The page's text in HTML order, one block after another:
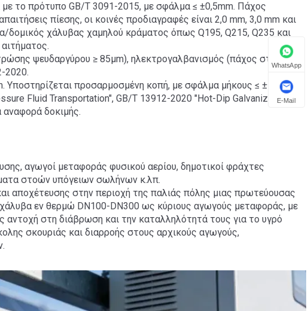
το πρότυπο GB/T 3091-2015, με σφάλμα ≤ ±0,5mm. Πάχος
πίεσης, οι κοινές προδιαγραφές είναι 2,0 mm, 3,0 mm και
δομικός χάλυβας χαμηλού κράματος όπως Q195, Q215, Q235 και
ψευδαργύρου ≥ 85μm), ηλεκτρογαλβανισμός (πάχος στρώσης
2020.
Υποστηρίζεται προσαρμοσμένη κοπή, με σφάλμα μήκους ≤ ±50mm.
Fluid Transportation", GB/T 13912-2020 "Hot-Dip Galvanized Steel
αναφορά δοκιμής.
αγωγοί μεταφοράς φυσικού αερίου, δημοτικοί φράχτες
στοών υπόγειων σωλήνων κ.λπ.
αποχέτευσης στην περιοχή της παλιάς πόλης μιας πρωτεύουσας
εν θερμώ DN100-DN300 ως κύριους αγωγούς μεταφοράς, με
αντοχή στη διάβρωση και την καταλληλότητά τους για το υγρό
σκουριάς και διαρροής στους αρχικούς αγωγούς,
WhatsApp
E-Mail